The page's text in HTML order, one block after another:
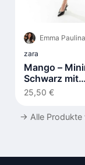
Emma Paulina
zara
Mango –
Schwarz mit
Ballonsaum
25,50 €
→ Alle Produkte